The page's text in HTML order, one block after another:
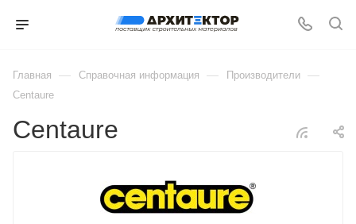
Главная — Справочная информация — Производители —
Centaure
Centaure